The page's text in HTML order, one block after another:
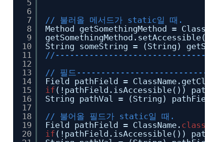
5
6
7
8
9
10
11
12
13
14
15
16
17
18
19
20
// 불러올 메서드가 static일 때.
Method getSomethingMethod =
getSomethingMethod.setAccessible(
String someString = (String)
// 필드
Field pathField =
if (!pathField.isAccessible())
String pathVal = (String)
// 불어올 필드가 static일 때.
Field pathField = ClassName. class
if (!pathField.isAccessible())